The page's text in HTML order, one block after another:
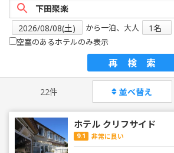
から一泊、大人
空室のあるホテルのみ表示
再検索
22件 並べ替え
ホテル クリフサイド
9.1 非常に良い